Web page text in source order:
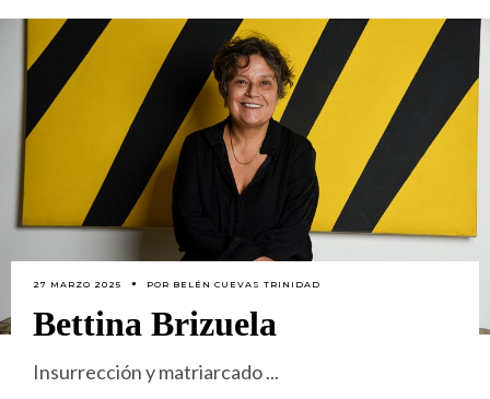
27 MARZO 2025 POR BELÉN CUEVAS TRINIDAD
Bettina Brizuela
Insurrección y matriarcado